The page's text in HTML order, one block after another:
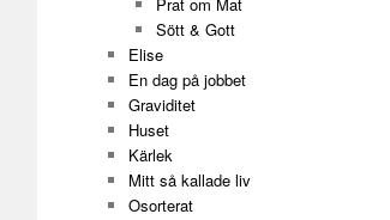
Sött & Gott
Elise
En dag på jobbet
Graviditet
Huset
Kärlek
Mitt så kallade liv
Osorterat